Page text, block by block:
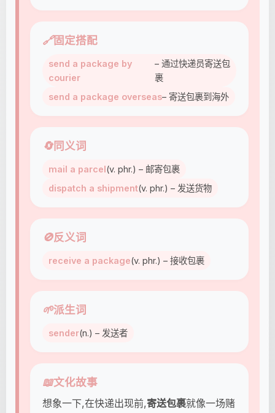
🔗固定搭配
send a package by
courier
– 通过快递员寄送包
裹
send a package overseas– 寄送包裹到海外
🔄同义词
mail a parcel(v. phr.) – 邮寄包裹
dispatch a shipment(v. phr.) – 发送货物
🚫反义词
receive a package(v. phr.) – 接收包裹
🌱派生词
sender(n.) – 发送者
📖文化故事
想象一下,在快递出现前,寄送包裹就像一场赌